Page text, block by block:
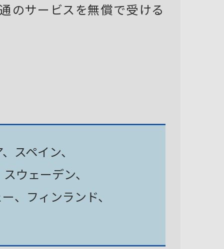
のサービスを無償で受ける
スペイン、
ウェーデン、
、フィンランド、